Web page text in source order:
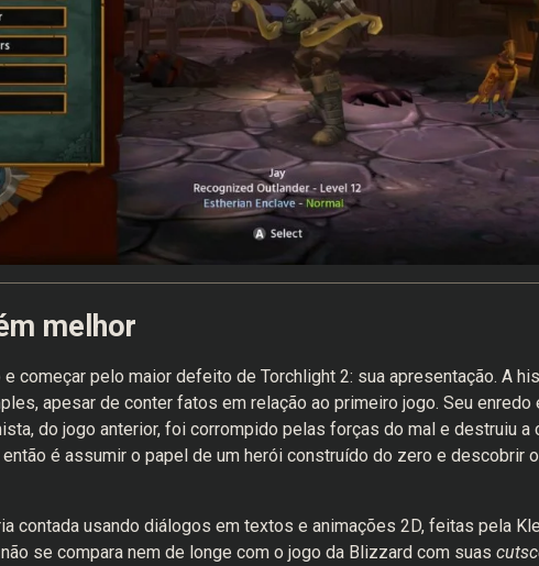
melhor
começar pelo maior defeito de Torchlight 2: sua apresentação. A
apesar de conter fatos em relação ao primeiro jogo. Seu enredo
do jogo anterior, foi corrompido pelas forças do mal e destruiu a
é assumir o papel de um herói construído do zero e descobrir
contada usando diálogos em textos e animações 2D, feitas pela
não se compara nem de longe com o jogo da Blizzard com suas